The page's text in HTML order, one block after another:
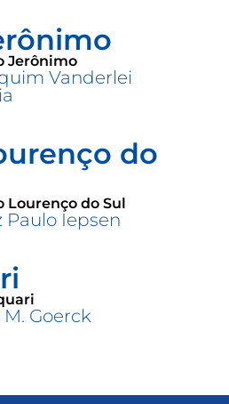
Jerônimo
Vanderlei
do
Lourenço do Sul
Paulo Iepsen
M. Goerck